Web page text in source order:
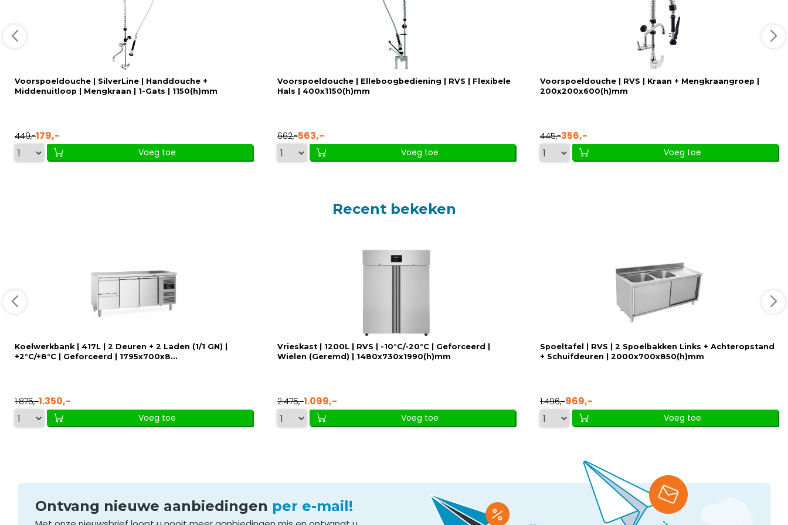
Voorspoeldouche | SilverLine | Handdouche +
Middenuitloop | Mengkraan | 1-Gats | 1150(h)mm
449,-179,-
Voeg toe
Voorspoeldouche | Elleboogbediening | RVS | Flexibele
Hals | 400x1150(h)mm
662,-563,-
Voeg toe
Voorspoeldouche | RVS | Kraan + Mengkraangroep |
200x200x600(h)mm
445,-356,-
Voeg toe
Recent bekeken
Koelwerkbank | 417L | 2 Deuren + 2 Laden (1/1 GN) |
+2°C/+8°C | Geforceerd | 1795x700x8...
1.875,-1.350,-
Voeg toe
Vrieskast | 1200L | RVS | -10°C/-20°C | Geforceerd |
Wielen (Geremd) | 1480x730x1990(h)mm
2.475,-1.099,-
Voeg toe
Spoeltafel | RVS | 2 Spoelbakken Links + Achteropstand
+ Schuifdeuren | 2000x700x850(h)mm
1.496,-969,-
Voeg toe
Ontvang nieuwe aanbiedingen per e-mail!